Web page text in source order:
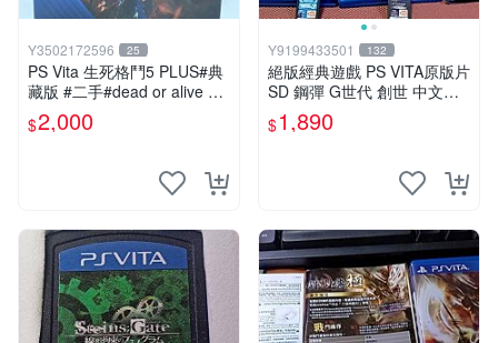
Y3502172596 25
PS Vita 生死格鬥5 PLUS#典
藏版 #二手#dead or alive 5+
#音樂CD未拆#電玩遊戲#格
鬥
$2,000
Y9199433501 132
絕版經典遊戲 PS VITA原版片
SD 鋼彈 G世代 創世 中文版
本篇遊戲片+追加資料片
$1,890